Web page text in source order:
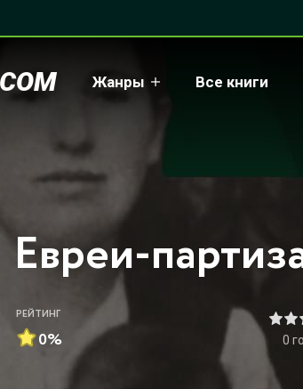
Жанры Все книги
РЕЙТИНГ
0% 0